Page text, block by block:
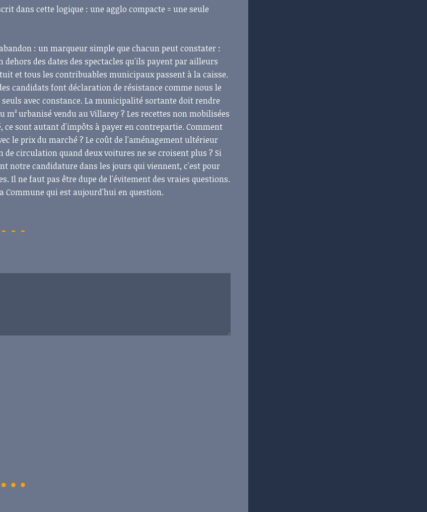
dans cette logique : une agglo compacte = une seule
: un marqueur simple que chacun peut constater :
des dates des spectacles qu'ils payent par ailleurs
et tous les contribuables municipaux passent à la caisse.
candidats font déclaration de résistance comme nous le
avec constance. La municipalité sortante doit rendre
m² urbanisé vendu au Villarey ? Les recettes non mobilisées
ce sont autant d'impôts à payer en contrepartie. Comment
le prix du marché ? Le coût de l'aménagement ultérieur
circulation quand deux voitures ne se croisent plus ? Si
notre candidature dans les jours qui viennent, c'est pour
Il ne faut pas être dupe de l'évitement des vraies questions.
Commune qui est aujourd'hui en question.